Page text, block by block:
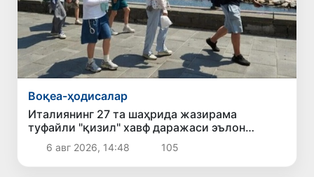
Воқеа-ҳодисалар
Италиянинг 27 та шаҳрида жазирама
туфайли "қизил" хавф даражаси эълон
қилинди
6 авг 2026, 14:48 105